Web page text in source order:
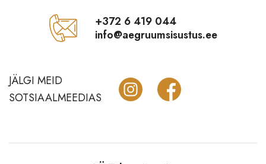
Vannitoatarbed
Õue ja aeda
Märkmikud Paperblanks
+372 6 419 044
info@aegruumsisustus.ee
JÄLGI MEID
SOTSIAALMEEDIAS